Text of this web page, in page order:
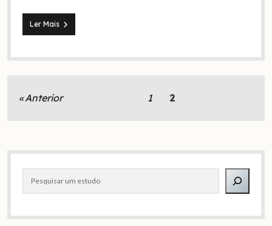
Ler MaisComércio
na
diabo,
da
Paginação
Anterior 1 2
Barra
lateral